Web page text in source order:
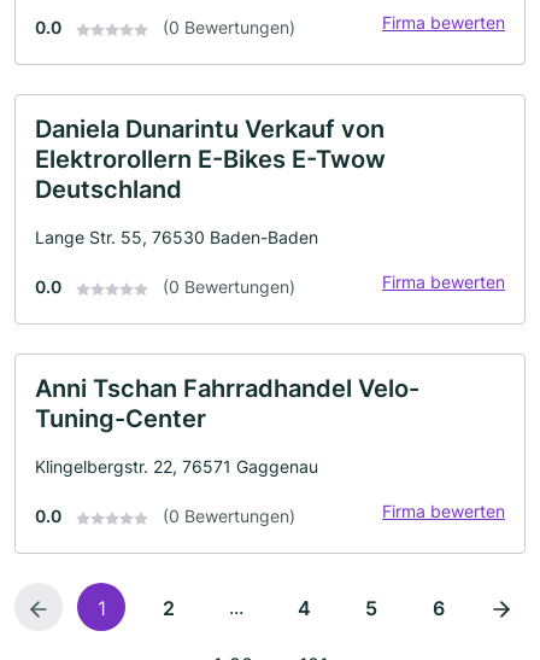
0.0 (0 Bewertungen) Firma bewerten
Daniela Dunarintu Verkauf von
Elektrorollern E-Bikes E-Twow
Deutschland
Lange Str. 55, 76530 Baden-Baden
0.0 (0 Bewertungen) Firma bewerten
Anni Tschan Fahrradhandel Velo-
Tuning-Center
Klingelbergstr. 22, 76571 Gaggenau
0.0 (0 Bewertungen) Firma bewerten
1 2 ... 4 5 6